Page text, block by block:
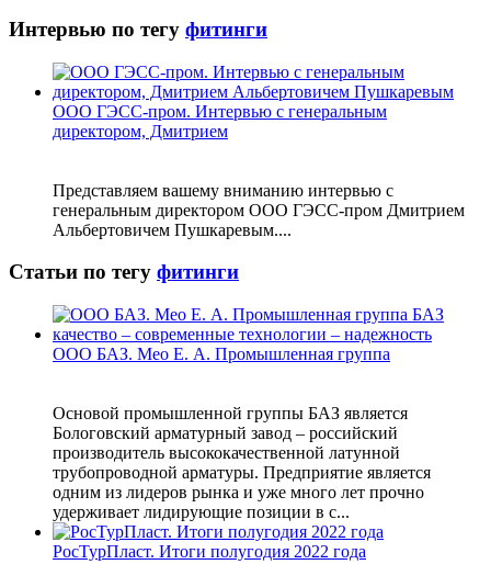
Интервью по тегу фитинги
ООО ГЭСС-пром. Интервью с генеральным
директором, Дмитрием
Представляем вашему вниманию интервью с
генеральным директором ООО ГЭСС-пром Дмитрием
Альбертовичем Пушкаревым....
Статьи по тегу фитинги
ООО БАЗ. Мео Е. А. Промышленная группа
Основой промышленной группы БАЗ является
Бологовский арматурный завод – российский
производитель высококачественной латунной
трубопроводной арматуры. Предприятие является
одним из лидеров рынка и уже много лет прочно
удерживает лидирующие позиции в с...
РосТурПласт. Итоги полугодия 2022 года